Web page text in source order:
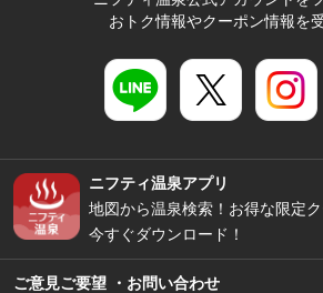
おトク情報やクーポン情報を
ニフティ温泉アプリ
地図から温泉検索！お得な限定ク
今すぐダウンロード！
ご意見ご要望 ・お問い合わせ